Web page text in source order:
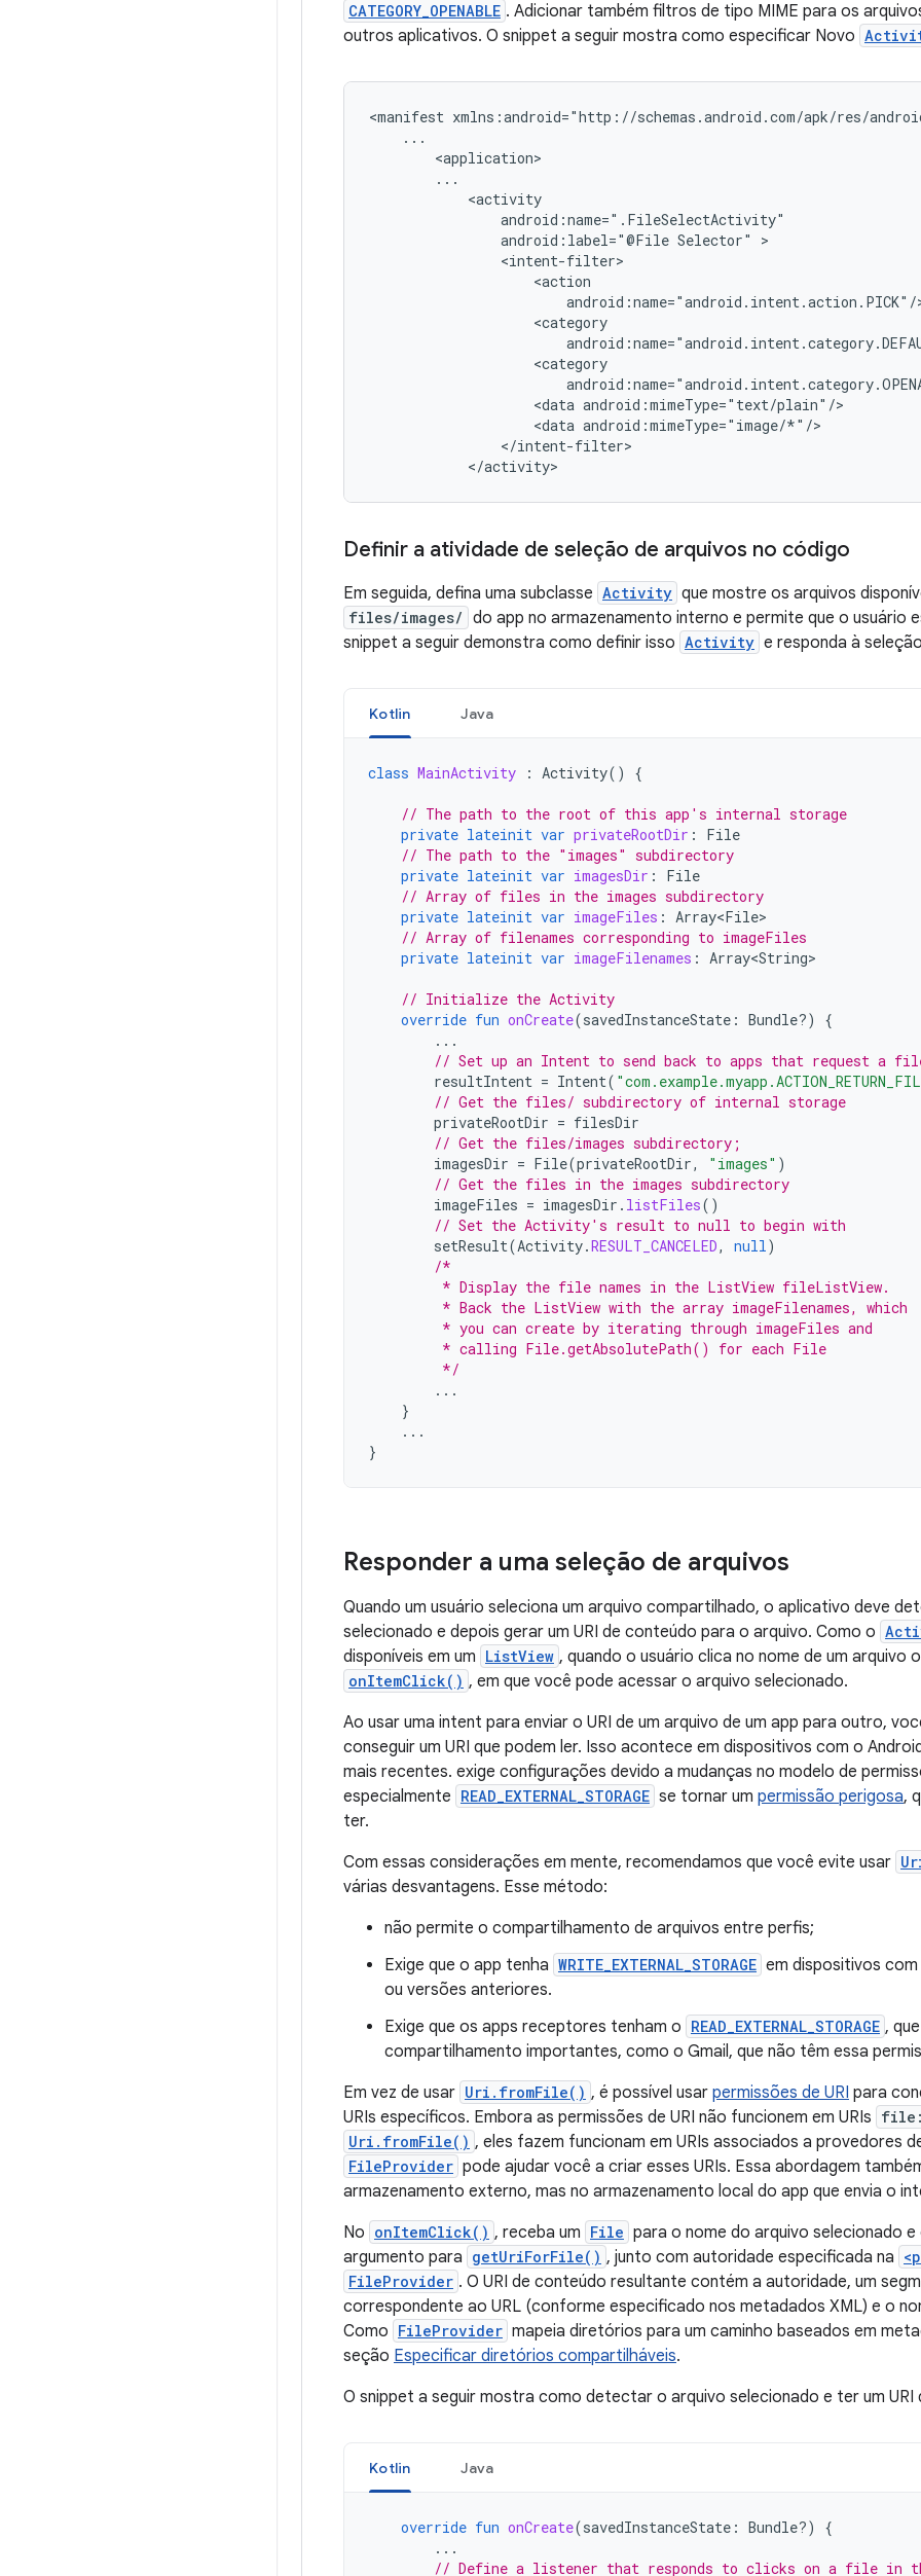
CATEGORY_OPENABLE . Adicionar também filtros de tipo MIME para os
outros aplicativos. O snippet a seguir mostra como especificar Novo
<manifest
android:label="@File Selector"
<data
<data
</activity>
Definir a atividade de seleção de arquivos no código
Em seguida, defina uma subclasse Activity que mostre os arquivos
files/images/ do app no armazenamento interno e permite que o usuário
snippet a seguir demonstra como definir isso Activity e responda à
Kotlin Java
class MainActivity : Activity() {
// The path to the root of this app's internal storage
private lateinit var privateRootDir :
File
// The path to the "images" subdirectory
private lateinit var imagesDir :
File
// Array of files in the images subdirectory
private lateinit var imageFiles : Array<File>
// Array of filenames corresponding to imageFiles
private lateinit var imageFilenames : Array<String>
// Initialize the Activity
override fun onCreate(savedInstanceState : Bundle?)
{
...
// Set up an Intent to send back to apps that request a
resultIntent = Intent(
// Get the files/ subdirectory of internal storage
privateRootDir = filesDir
// Get the files/images subdirectory;
imagesDir = File(privateRootDir, "images" )
// Get the files in the images subdirectory
imageFiles = imagesDir . listFiles()
// Set the Activity's result to null to begin with
setResult(Activity.RESULT_CANCELED, null)
/*
         * Display the file names in the ListView fileListView.
         * Back the ListView with the array imageFilenames, which
         * you can create by iterating through imageFiles and
         * calling File.getAbsolutePath() for each File
         */
...
}
...
}
Responder a uma seleção de arquivos
Quando um usuário seleciona um arquivo compartilhado, o aplicativo deve
selecionado e depois gerar um URI de conteúdo para o arquivo. Como o
disponíveis em um ListView , quando o usuário clica no nome de um
onItemClick() , em que você pode acessar o arquivo selecionado.
Ao usar uma intent para enviar o URI de um arquivo de um app para outro,
conseguir um URI que podem ler. Isso acontece em dispositivos com o
mais recentes. exige configurações devido a mudanças no modelo de
especialmente READ_EXTERNAL_STORAGE se tornar um permissão perigosa,
ter.
Com essas considerações em mente, recomendamos que você evite usar
várias desvantagens. Esse método:
não permite o compartilhamento de arquivos entre perfis;
Exige que o app tenha WRITE_EXTERNAL_STORAGE em dispositivos com
ou versões anteriores.
Exige que os apps receptores tenham o READ_EXTERNAL_STORAGE ,
compartilhamento importantes, como o Gmail, que não têm essa
Em vez de usar Uri.fromFile() , é possível usar permissões de URI para
URIs específicos. Embora as permissões de URI não funcionem em URIs
Uri.fromFile() , eles fazem funcionam em URIs associados a provedores
FileProvider pode ajudar você a criar esses URIs. Essa abordagem
armazenamento externo, mas no armazenamento local do app que envia o
No onItemClick() , receba um File para o nome do arquivo selecionado
argumento para getUriForFile() , junto com autoridade especificada na
FileProvider . O URI de conteúdo resultante contém a autoridade, um
correspondente ao URL (conforme especificado nos metadados XML) e o
Como FileProvider mapeia diretórios para um caminho baseados em
seção Especificar diretórios compartilháveis.
O snippet a seguir mostra como detectar o arquivo selecionado e ter um URI
Kotlin Java
override fun onCreate(savedInstanceState : Bundle?)
{
...
// Define a listener that responds to clicks on a file in